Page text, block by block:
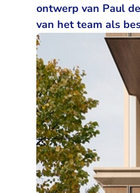
ontwerp van Paul
van het team als